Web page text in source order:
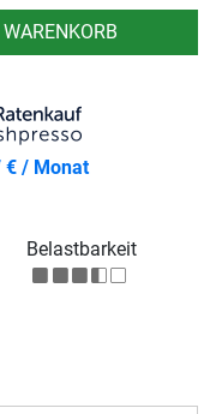
WARENKORB
Belastbarkeit
€ / Monat